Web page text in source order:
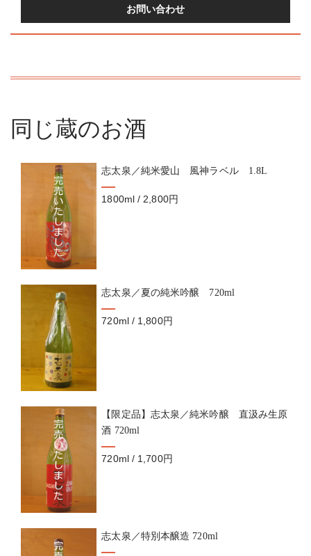
お問い合わせ
同じ蔵のお酒
志太泉／純米愛山 風神ラベル 1.8L
1800ml / 2,800円
志太泉／夏の純米吟醸 720ml
720ml / 1,800円
【限定品】志太泉／純米吟醸 直汲み生原
酒 720ml
720ml / 1,700円
志太泉／特別本醸造 720ml